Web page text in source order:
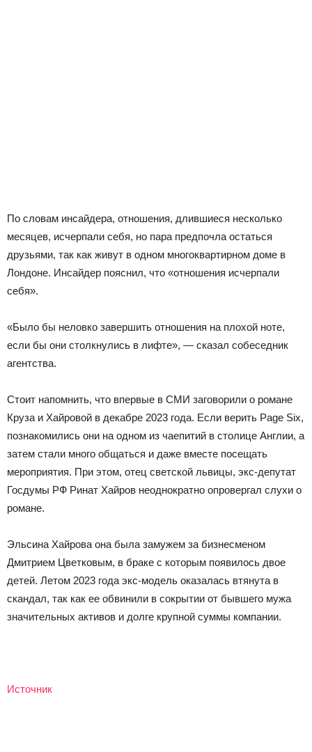
По словам инсайдера, отношения, длившиеся несколько
месяцев, исчерпали себя, но пара предпочла остаться
друзьями, так как живут в одном многоквартирном доме в
Лондоне. Инсайдер пояснил, что «отношения исчерпали
себя».
«Было бы неловко завершить отношения на плохой ноте,
если бы они столкнулись в лифте», — сказал собеседник
агентства.
Стоит напомнить, что впервые в СМИ заговорили о романе
Круза и Хайровой в декабре 2023 года. Если верить Page Six,
познакомились они на одном из чаепитий в столице Англии, а
затем стали много общаться и даже вместе посещать
мероприятия. При этом, отец светской львицы, экс-депутат
Госдумы РФ Ринат Хайров неоднократно опровергал слухи о
романе.
Эльсина Хайрова она была замужем за бизнесменом
Дмитрием Цветковым, в браке с которым появилось двое
детей. Летом 2023 года экс-модель оказалась втянута в
скандал, так как ее обвинили в сокрытии от бывшего мужа
значительных активов и долге крупной суммы компании.
Источник